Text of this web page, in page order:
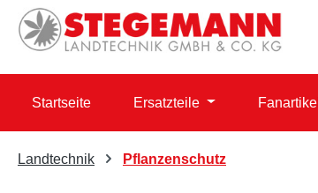
Hauptinhalt springen
Zur Suche springen
Zur Hauptnavigation springen
Startseite Ersatzteile Fanartikel
Landtechnik Pflanzenschutz